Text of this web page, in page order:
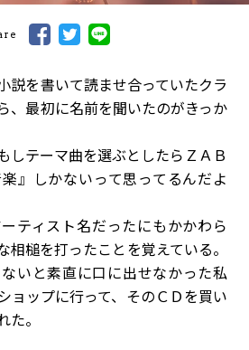
説を書いて読ませ合っていたクラ
、最初に名前を聞いたのがきっか
しテーマ曲を選ぶとしたらＺＡＢ
』しかないって思ってるんだよ
ティスト名だったにもかかわら
相槌を打ったことを覚えている。
いと素直に口に出せなかった私
ョップに行って、そのＣＤを買い
。